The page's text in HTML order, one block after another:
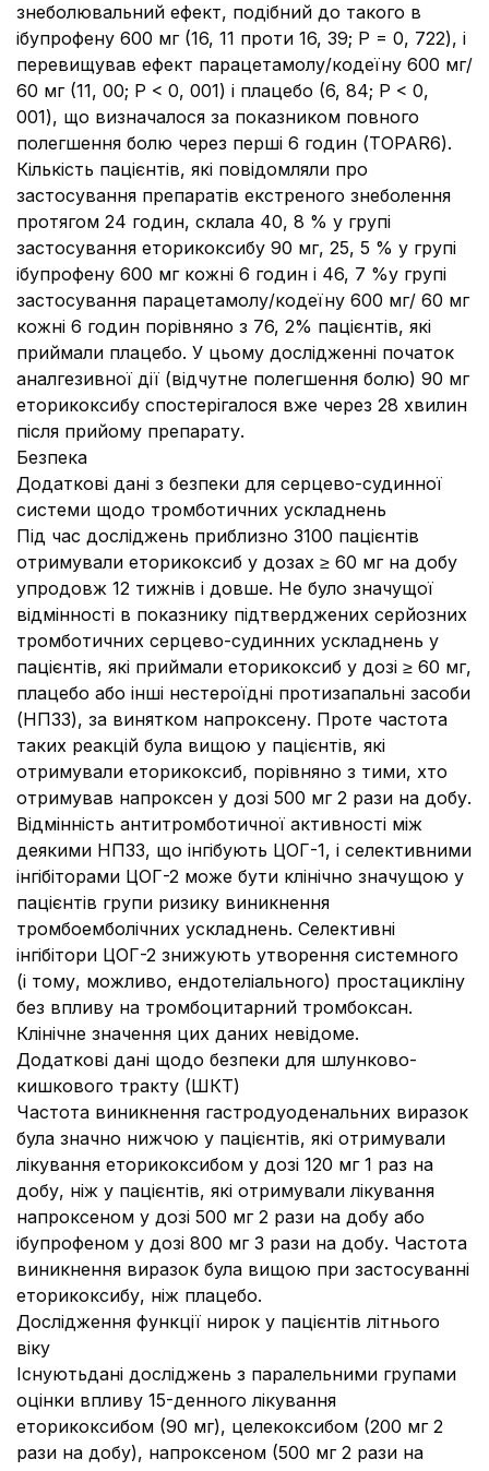
знеболювальний ефект, подібний до такого в
ібупрофену 600 мг (16, 11 проти 16, 39; P = 0, 722), і
перевищував ефект парацетамолу/кодеїну 600 мг/
60 мг (11, 00; P < 0, 001) і плацебо (6, 84; P < 0,
001), що визначалося за показником повного
полегшення болю через перші 6 годин (TOPAR6).
Кількість пацієнтів, які повідомляли про
застосування препаратів екстреного знеболення
протягом 24 годин, склала 40, 8 % у групі
застосування еторикоксибу 90 мг, 25, 5 % у групі
ібупрофену 600 мг кожні 6 годин і 46, 7 %у групі
застосування парацетамолу/кодеїну 600 мг/ 60 мг
кожні 6 годин порівняно з 76, 2% пацієнтів, які
приймали плацебо. У цьому дослідженні початок
аналгезивної дії (відчутне полегшення болю) 90 мг
еторикоксибу спостерігалося вже через 28 хвилин
після прийому препарату.
Безпека
Додаткові дані з безпеки для серцево-судинної
системи щодо тромботичних ускладнень
Під час досліджень приблизно 3100 пацієнтів
отримували еторикоксиб у дозах ≥ 60 мг на добу
упродовж 12 тижнів і довше. Не було значущої
відмінності в показнику підтверджених серйозних
тромботичних серцево-судинних ускладнень у
пацієнтів, які приймали еторикоксиб у дозі ≥ 60 мг,
плацебо або інші нестероїдні протизапальні засоби
(НПЗЗ), за винятком напроксену. Проте частота
таких реакцій була вищою у пацієнтів, які
отримували еторикоксиб, порівняно з тими, хто
отримував напроксен у дозі 500 мг 2 рази на добу.
Відмінність антитромботичної активності між
деякими НПЗЗ, що інгібують ЦОГ-1, і селективними
інгібіторами ЦОГ-2 може бути клінічно значущою у
пацієнтів групи ризику виникнення
тромбоемболічних ускладнень. Селективні
інгібітори ЦОГ-2 знижують утворення системного
(і тому, можливо, ендотеліального) простацикліну
без впливу на тромбоцитарний тромбоксан.
Клінічне значення цих даних невідоме.
Додаткові дані щодо безпеки для шлунково-
кишкового тракту (ШКТ)
Частота виникнення гастродуоденальних виразок
була значно нижчою у пацієнтів, які отримували
лікування еторикоксибом у дозі 120 мг 1 раз на
добу, ніж у пацієнтів, які отримували лікування
напроксеном у дозі 500 мг 2 рази на добу або
ібупрофеном у дозі 800 мг 3 рази на добу. Частота
виникнення виразок була вищою при застосуванні
еторикоксибу, ніж плацебо.
Дослідження функції нирок у пацієнтів літнього
віку
Існуютьдані досліджень з паралельними групами
оцінки впливу 15-денного лікування
еторикоксибом (90 мг), целекоксибом (200 мг 2
рази на добу), напроксеном (500 мг 2 рази на